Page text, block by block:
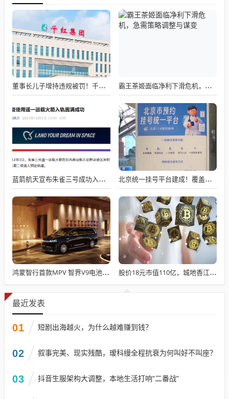
董事长儿子增持违规被罚！千红制药市值128亿，半年净赚2.58亿却踩雷信托5年 霸王茶姬面临净利下滑危机，急需策略调整与谋变
蓝箭航天宣布朱雀三号成功入轨，技术突破五大项，深入排查回收失败原因 北京统一挂号平台建成！覆盖近300家二三甲医院号源
鸿蒙智行首款MPV 智界V9电池信息曝光：WLTC最远续航223km 股价18元市值110亿，城地香江却被查出连续7季财报失真
最近发表
01 短剧出海越火，为什么越难赚到钱？
02 叙事完美、现实残酷，瑷科缦全程抗衰为何叫好不叫座？
03 抖音生服架构大调整，本地生活打响“二番战”